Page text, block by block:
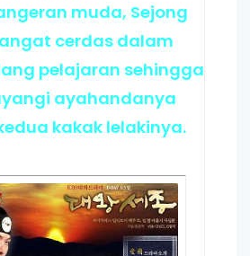
muda, Sejong
cerdas dalam
pelajaran sehingga
ayahandanya
kakak lelakinya.